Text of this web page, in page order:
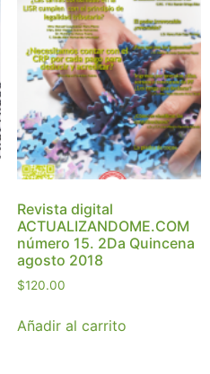
Revista digital
ACTUALIZANDOME.COM
número 15. 2Da Quincena
agosto 2018
$120.00
Añadir al carrito